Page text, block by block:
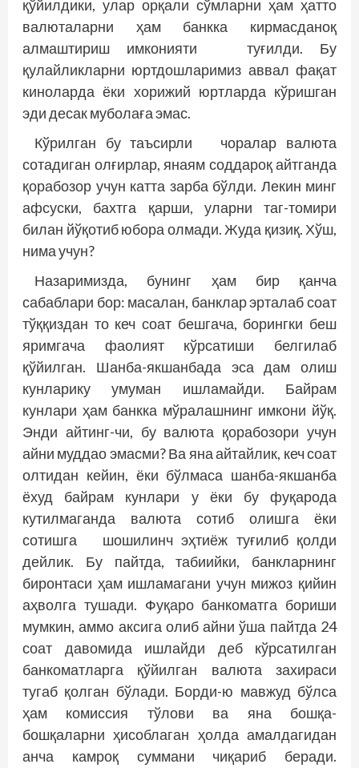
қўйилдики, улар орқали сўмларни ҳам ҳатто
валюталарни ҳам банкка кирмасданоқ
алмаштириш имконияти туғилди. Бу
қулайликларни юртдошларимиз аввал фақат
киноларда ёки хорижий юртларда кўришган
эди десак муболаға эмас.
Кўрилган бу таъсирли чоралар валюта
сотадиган олғирлар, янаям соддароқ айтганда
қорабозор учун катта зарба бўлди. Лекин минг
афсуски, бахтга қарши, уларни таг-томири
билан йўқотиб юбора олмади. Жуда қизиқ. Хўш,
нима учун?
Назаримизда, бунинг ҳам бир қанча
сабаблари бор: масалан, банклар эрталаб соат
тўққиздан то кеч соат бешгача, борингки беш
яримгача фаолият кўрсатиши белгилаб
қўйилган. Шанба-якшанбада эса дам олиш
кунларику умуман ишламайди. Байрам
кунлари ҳам банкка мўралашнинг имкони йўқ.
Энди айтинг-чи, бу валюта қорабозори учун
айни муддао эмасми? Ва яна айтайлик, кеч соат
олтидан кейин, ёки бўлмаса шанба-якшанба
ёхуд байрам кунлари у ёки бу фуқарода
кутилмаганда валюта сотиб олишга ёки
сотишга шошилинч эҳтиёж туғилиб қолди
дейлик. Бу пайтда, табиийки, банкларнинг
биронтаси ҳам ишламагани учун мижоз қийин
аҳволга тушади. Фуқаро банкоматга бориши
мумкин, аммо аксига олиб айни ўша пайтда 24
соат давомида ишлайди деб кўрсатилган
банкоматларга қўйилган валюта захираси
тугаб қолган бўлади. Борди-ю мавжуд бўлса
ҳам комиссия тўлови ва яна бошқа-
бошқаларни ҳисоблаган ҳолда амалдагидан
анча камроқ суммани чиқариб беради.